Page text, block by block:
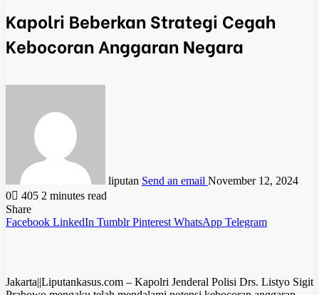
Kapolri Beberkan Strategi Cegah
Kebocoran Anggaran Negara
liputan Send an email November 12, 2024
0
405 2 minutes read
Share
Facebook LinkedIn Tumblr Pinterest WhatsApp Telegram
Jakarta||Liputankasus.com – Kapolri Jenderal Polisi Drs. Listyo Sigit